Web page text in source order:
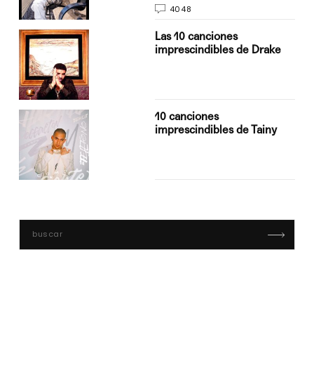
4048
Las 10 canciones
imprescindibles de Drake
10 canciones
imprescindibles de Tainy